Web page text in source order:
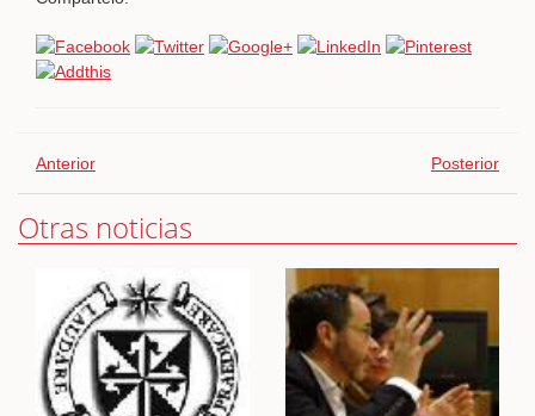
Anterior Posterior
Otras noticias